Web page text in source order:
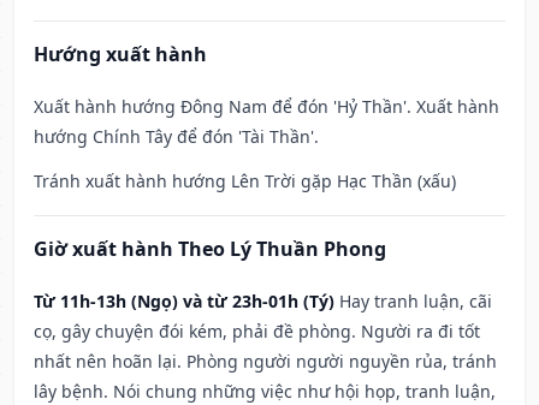
Hướng xuất hành
Xuất hành hướng Đông Nam để đón 'Hỷ Thần'. Xuất hành
hướng Chính Tây để đón 'Tài Thần'.
Tránh xuất hành hướng Lên Trời gặp Hạc Thần (xấu)
Giờ xuất hành Theo Lý Thuần Phong
Từ 11h-13h (Ngọ) và từ 23h-01h (Tý) Hay tranh luận, cãi
cọ, gây chuyện đói kém, phải đề phòng. Người ra đi tốt
nhất nên hoãn lại. Phòng người người nguyền rủa, tránh
lây bệnh. Nói chung những việc như hội họp, tranh luận,